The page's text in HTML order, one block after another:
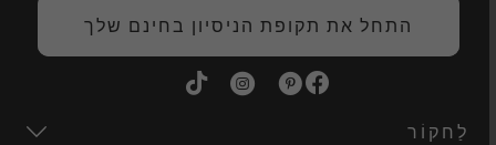
התחל את תקופת הניסיון בחינם שלך
לַחקוֹר